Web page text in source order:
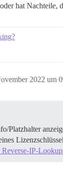
hat Nachteile,
2022 um
Platzhalter
IP-